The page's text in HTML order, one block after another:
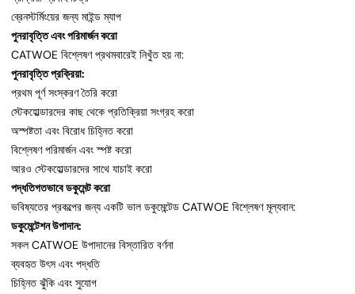
ব্রেনস্টর্মিংয়ের জন্য মাইন্ড ম্যাপ
পুনরাবৃত্তি এবং পরিমার্জন করো
CATWOE বিশ্লেষণ প্রথমবারেই নিখুঁত হয় না:
পুনরাবৃত্তি প্রক্রিয়া:
প্রথম পূর্ণ সংস্করণ তৈরি করো
স্টেকহোল্ডারদের কাছ থেকে প্রতিক্রিয়া সংগ্রহ করো
অস্পষ্টতা এবং বিরোধ চিহ্নিত করো
বিশ্লেষণ পরিমার্জন এবং স্পষ্ট করো
আরও স্টেকহোল্ডারদের সাথে যাচাই করো
পদ্ধতিগতভাবে ডকুমেন্ট করো
ভবিষ্যতের প্রকল্পের জন্য একটি ভাল ডকুমেন্টেড CATWOE বিশ্লেষণ মূল্যবান:
ডকুমেন্টেশন উপাদান:
সকল CATWOE উপাদানের বিস্তারিত বর্ণনা
ব্যবহৃত উৎস এবং পদ্ধতি
চিহ্নিত ঝুঁকি এবং সুযোগ